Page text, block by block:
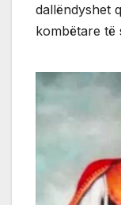
dallëndyshet
kombëtare të